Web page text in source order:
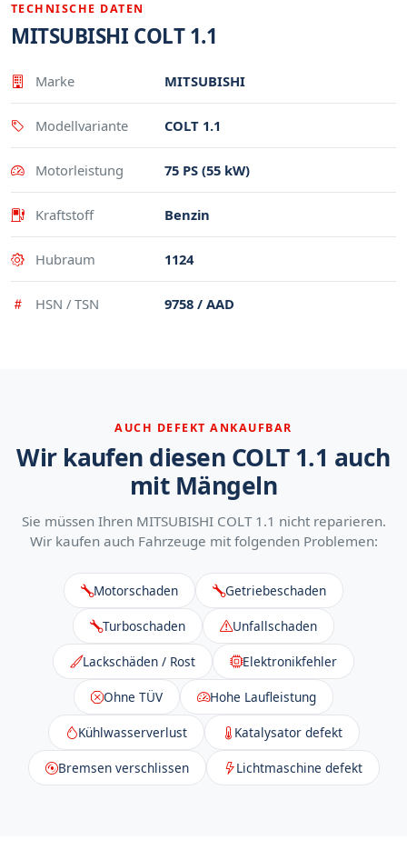
TECHNISCHE DATEN
MITSUBISHI COLT 1.1
Eigenschaft
Marke MITSUBISHI
Modellvariante COLT 1.1
Motorleistung 75 PS (55 kW)
Kraftstoff Benzin
Hubraum 1124
HSN / TSN 9758 / AAD
AUCH DEFEKT ANKAUFBAR
Wir kaufen diesen COLT 1.1 auch
mit Mängeln
Sie müssen Ihren MITSUBISHI COLT 1.1 nicht reparieren.
Wir kaufen auch Fahrzeuge mit folgenden Problemen:
Motorschaden Getriebeschaden
Turboschaden Unfallschaden
Lackschäden / Rost Elektronikfehler
Ohne TÜV Hohe Laufleistung
Kühlwasserverlust Katalysator defekt
Bremsen verschlissen Lichtmaschine defekt